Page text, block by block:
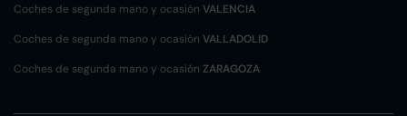
Coches de segunda mano y ocasión VALENCIA
Coches de segunda mano y ocasión VALLADOLID
Coches de segunda mano y ocasión ZARAGOZA